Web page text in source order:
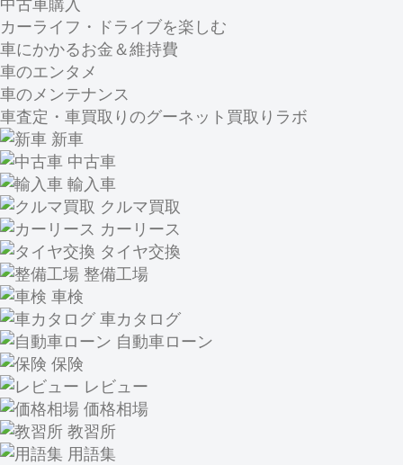
カーライフ・ドライブを楽しむ
車にかかるお金＆維持費
車のエンタメ
車のメンテナンス
車査定・車買取りのグーネット買取りラボ
新車
中古車
輸入車
クルマ買取
カーリース
タイヤ交換
整備工場
車検
車カタログ
自動車ローン
保険
レビュー
価格相場
教習所
用語集